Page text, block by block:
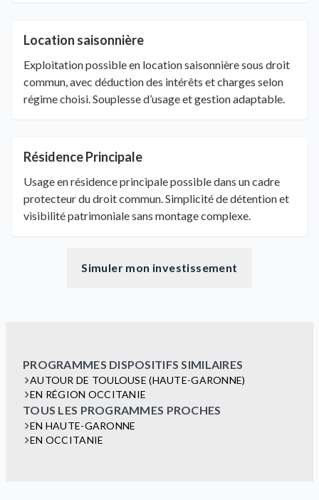
Location saisonnière
Exploitation possible en location saisonnière sous droit
commun, avec déduction des intérêts et charges selon
régime choisi. Souplesse d’usage et gestion adaptable.
Résidence Principale
Usage en résidence principale possible dans un cadre
protecteur du droit commun. Simplicité de détention et
visibilité patrimoniale sans montage complexe.
Simuler mon investissement
PROGRAMMES DISPOSITIFS SIMILAIRES
AUTOUR DE TOULOUSE (HAUTE-GARONNE)
EN RÉGION OCCITANIE
TOUS LES PROGRAMMES PROCHES
EN HAUTE-GARONNE
EN OCCITANIE